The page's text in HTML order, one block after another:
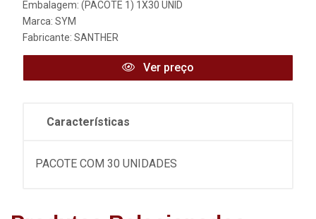
Embalagem: (PACOTE 1) 1X30 UNID
Marca: SYM
Fabricante: SANTHER
Ver preço
Características
PACOTE COM 30 UNIDADES